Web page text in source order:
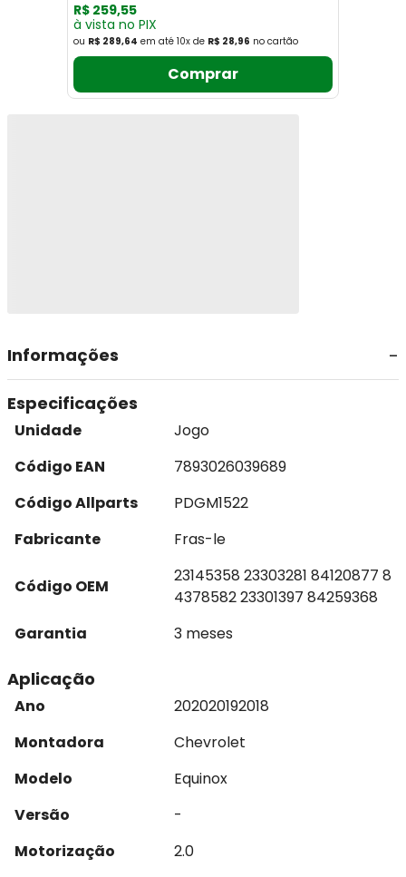
R$ 259,55
à vista no PIX
ou R$ 289,64 em até 10x de R$ 28,96 no cartão
Comprar
Informações
Especificações
Unidade
Jogo
Código EAN
7893026039689
Código Allparts
PDGM1522
Fabricante
Fras-le
Código OEM
23145358 23303281 84120877 8
4378582 23301397 84259368
Garantia
3 meses
Aplicação
Ano 202020192018
Montadora
Chevrolet
Modelo
Equinox
Versão
-
Motorização
2.0